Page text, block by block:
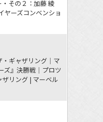
その２：加藤 綾
ヤーズコンベンショ
ギャザリング｜マ
ズ』決勝戦｜プロツ
リング | マーベル